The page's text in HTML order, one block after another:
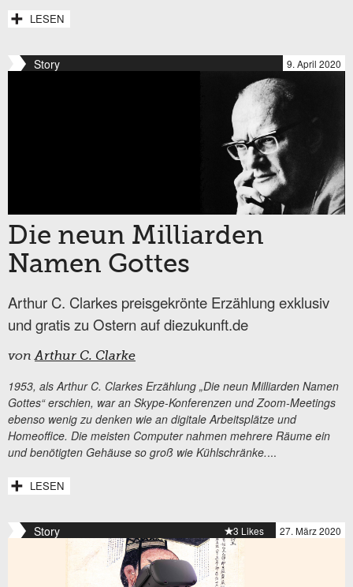
LESEN
Story 9. April 2020
Die neun Milliarden
Namen Gottes
Arthur C. Clarkes preisgekrönte Erzählung exklusiv
und gratis zu Ostern auf diezukunft.de
vonArthur C. Clarke
1953, als Arthur C. Clarkes Erzählung „Die neun Milliarden Namen
Gottes“ erschien, war an Skype-Konferenzen und Zoom-Meetings
ebenso wenig zu denken wie an digitale Arbeitsplätze und
Homeoffice. Die meisten Computer nahmen mehrere Räume ein
und benötigten Gehäuse so groß wie Kühlschränke....
LESEN
Story 27. März 2020
3 Likes